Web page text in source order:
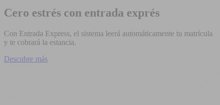
Cero estrés con entrada exprés
Con Entrada Express, el sistema leerá automáticamente tu matrícula
y te cobrará la estancia.
Descubre más